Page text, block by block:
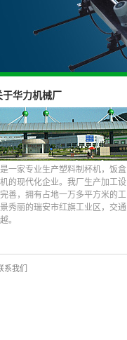
于华力机械厂
一家专业生产塑料制杯机，饭盒
的现代化企业。我厂生产加工设
善，拥有占地一万多平方米的工
秀丽的瑞安市红旗工业区，交通
。
系我们